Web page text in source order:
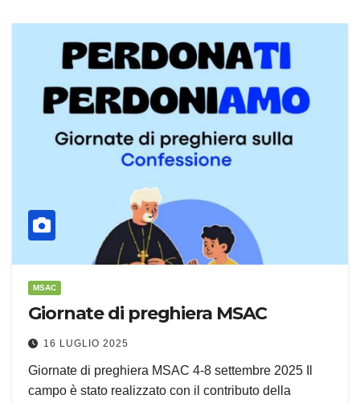
MSAC
Giornate di preghiera MSAC
16 LUGLIO 2025
Giornate di preghiera MSAC 4-8 settembre 2025 Il
campo è stato realizzato con il contributo della